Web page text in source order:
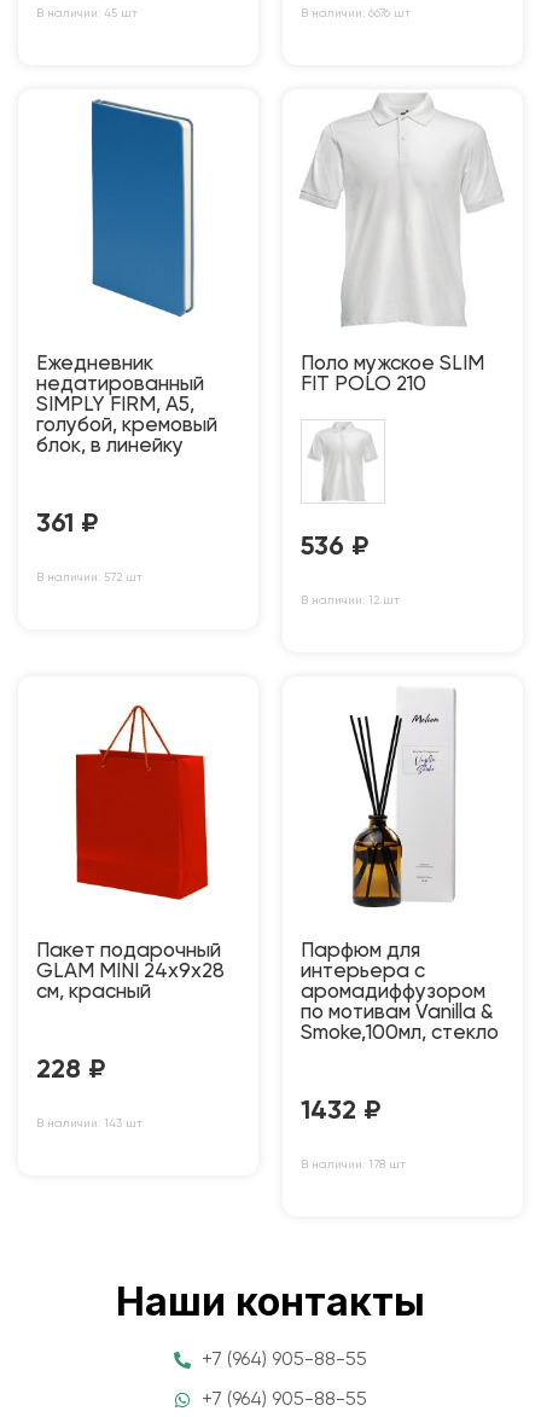
В наличии: 45 шт В наличии: 6676 шт
Ежедневник
недатированный
SIMPLY FIRM, А5,
голубой, кремовый
блок, в линейку
361 ₽
В наличии: 572 шт
Поло мужское SLIM
FIT POLO 210
536 ₽
В наличии: 12 шт
Пакет подарочный
GLAM MINI 24х9х28
см, красный
228 ₽
В наличии: 143 шт
Парфюм для
интерьера с
аромадиффузором
по мотивам Vanilla &
Smoke,100мл, стекло
1432 ₽
В наличии: 178 шт
Наши контакты
+7 (964) 905-88-55
+7 (964) 905-88-55